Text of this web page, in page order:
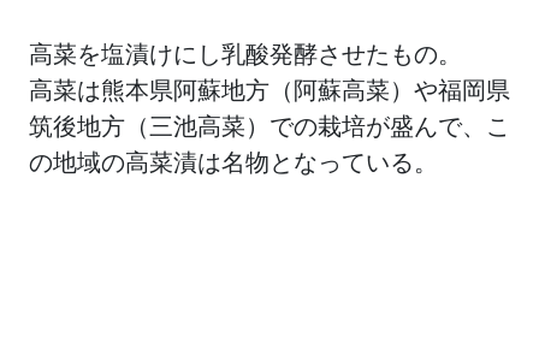
高菜を塩漬けにし乳酸発酵させたもの。
高菜は熊本県阿蘇地方（阿蘇高菜）や福岡県
筑後地方（三池高菜）での栽培が盛んで、こ
の地域の高菜漬は名物となっている。